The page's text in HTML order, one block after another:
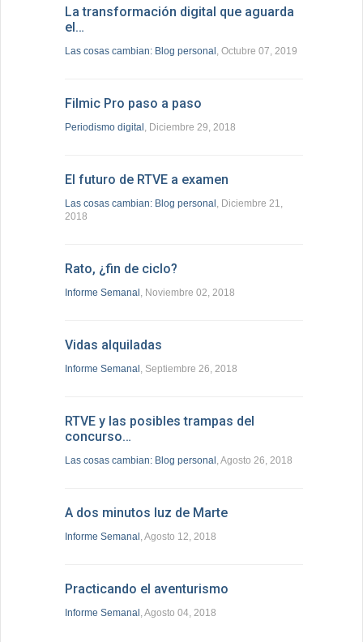
La transformación digital que aguarda
el…
Las cosas cambian: Blog personal , Octubre 07, 2019
Filmic Pro paso a paso
Periodismo digital , Diciembre 29, 2018
El futuro de RTVE a examen
Las cosas cambian: Blog personal , Diciembre 21,
2018
Rato, ¿fin de ciclo?
Informe Semanal , Noviembre 02, 2018
Vidas alquiladas
Informe Semanal , Septiembre 26, 2018
RTVE y las posibles trampas del
concurso…
Las cosas cambian: Blog personal , Agosto 26, 2018
A dos minutos luz de Marte
Informe Semanal , Agosto 12, 2018
Practicando el aventurismo
Informe Semanal , Agosto 04, 2018